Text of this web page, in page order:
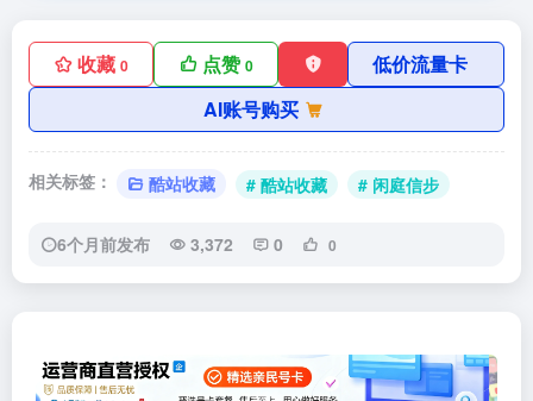
收藏 0 点赞0
低价流量卡
AI账号购买
相关标签： 酷站收藏 # 酷站收藏 # 闲庭信步
6个月前发布 3,372 0 0